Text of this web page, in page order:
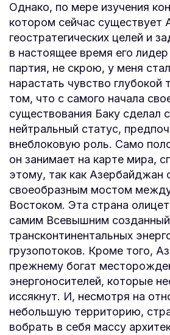
Однако, по мере изучения
котором сейчас существует
геостратегических целей и
в настоящее время его
партия, не скрою, у меня
нарастать чувство глубокой
том, что с самого начала
существования Баку сделал
нейтральный статус,
внеблоковую роль. Само
он занимает на карте мира,
этому, так как Азербайджан
своеобразным мостом
Востоком. Эта страна
самим Всевышним
трансконтинентальных
грузопотоков. Кроме того,
прежнему богат
энергоносителей, которые
иссякнут. И, несмотря на
небольшую территорию,
вобрать в себя массу